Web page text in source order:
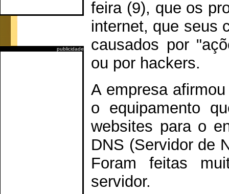
publicidade
feira (9), que os
internet, que seus
causados por
ou por hackers.
A empresa
o equipamento
websites para o
DNS (Servidor de
Foram feitas
servidor.